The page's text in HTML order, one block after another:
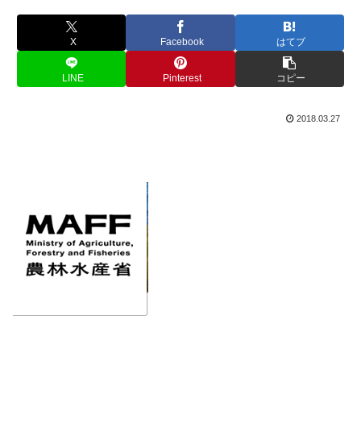
X Facebook はてブ
LINE Pinterest コピー
2018.03.27